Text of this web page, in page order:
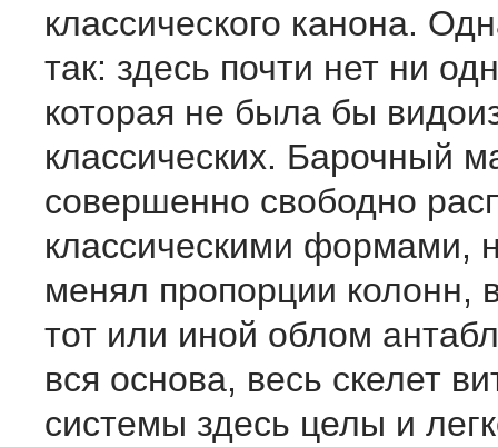
классического канона.
так: здесь почти нет ни
которая не была бы
классических. Барочный
совершенно свободно
классическими формами,
менял пропорции колонн,
тот или иной облом
вся основа, весь скелет
системы здесь целы и